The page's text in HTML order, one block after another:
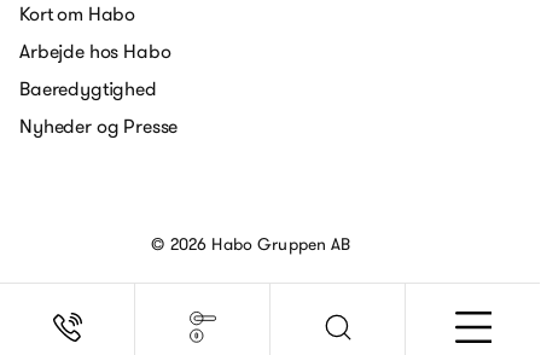
Kort om Habo
Arbejde hos Habo
Baeredygtighed
Nyheder og Presse
© 2026 Habo Gruppen AB